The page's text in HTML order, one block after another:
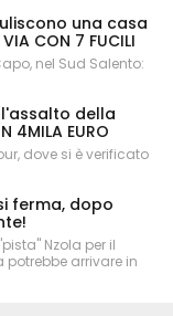
una casa
CON 7 FUCILI
nel Sud Salento:
della
EURO
dove si è verificato
si ferma, dopo
Nzola per il
potrebbe arrivare in